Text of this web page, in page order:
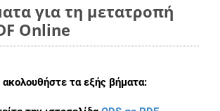
για τη μετατροπή
Online
ακολουθήστε τα εξής βήματα: